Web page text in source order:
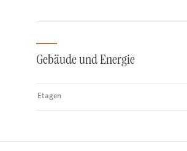
Gebäude und Energie
Etagen